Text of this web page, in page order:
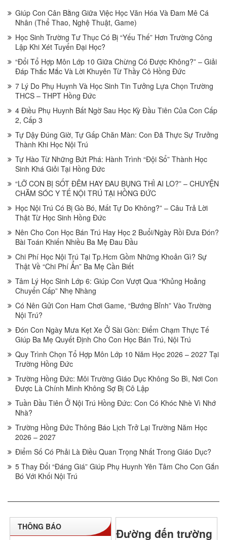
Giúp Con Cân Bằng Giữa Việc Học Văn Hóa Và Đam Mê Cá
Nhân (Thể Thao, Nghệ Thuật, Game)
Học Sinh Trường Tư Thục Có Bị “Yếu Thế” Hơn Trường Công
Lập Khi Xét Tuyển Đại Học?
“Đổi Tổ Hợp Môn Lớp 10 Giữa Chừng Có Được Không?” – Giải
Đáp Thắc Mắc Và Lời Khuyên Từ Thầy Cô Hồng Đức
7 Lý Do Phụ Huynh Và Học Sinh Tin Tưởng Lựa Chọn Trường
THCS – THPT Hồng Đức
4 Điều Phụ Huynh Bất Ngờ Sau Học Kỳ Đầu Tiên Của Con Cấp
2, Cấp 3
Tự Dậy Đúng Giờ, Tự Gấp Chăn Màn: Con Đã Thực Sự Trưởng
Thành Khi Học Nội Trú
Tự Hào Từ Những Bứt Phá: Hành Trình “Đội Sổ” Thành Học
Sinh Khá Giỏi Tại Hồng Đức
“LỠ CON BỊ SỐT ĐÊM HAY ĐAU BỤNG THÌ AI LO?” – CHUYỆN
CHĂM SÓC Y TẾ NỘI TRÚ TẠI HỒNG ĐỨC
Học Nội Trú Có Bị Gò Bó, Mất Tự Do Không?” – Câu Trả Lời
Thật Từ Học Sinh Hồng Đức
Nên Cho Con Học Bán Trú Hay Học 2 Buổi/Ngày Rồi Đưa Đón?
Bài Toán Khiến Nhiều Ba Mẹ Đau Đầu
Chi Phí Học Nội Trú Tại Tp.Hcm Gồm Những Khoản Gì? Sự
Thật Về “Chi Phí Ẩn” Ba Mẹ Cần Biết
Tâm Lý Học Sinh Lớp 6: Giúp Con Vượt Qua “Khủng Hoảng
Chuyển Cấp” Nhẹ Nhàng
Có Nên Gửi Con Ham Chơi Game, “Bướng Bỉnh” Vào Trường
Nội Trú?
Đón Con Ngày Mưa Kẹt Xe Ở Sài Gòn: Điểm Chạm Thực Tế
Giúp Ba Mẹ Quyết Định Cho Con Học Bán Trú, Nội Trú
Quy Trình Chọn Tổ Hợp Môn Lớp 10 Năm Học 2026 – 2027 Tại
Trường Hồng Đức
Trường Hồng Đức: Môi Trường Giáo Dục Không So Bì, Nơi Con
Được Là Chính Mình Không Sợ Bị Cô Lập
Tuần Đầu Tiên Ở Nội Trú Hồng Đức: Con Có Khóc Nhè Vì Nhớ
Nhà?
Trường Hồng Đức Thông Báo Lịch Trở Lại Trường Năm Học
2026 – 2027
Điểm Số Có Phải Là Điều Quan Trọng Nhất Trong Giáo Dục?
5 Thay Đổi “Đáng Giá” Giúp Phụ Huynh Yên Tâm Cho Con Gắn
Bó Với Khối Nội Trú
THÔNG BÁO Đường đến trường